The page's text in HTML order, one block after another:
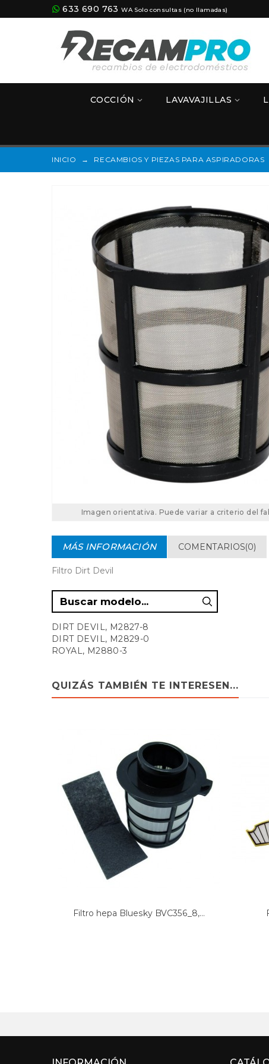
633 690 763 WA Solo consultas (no llamadas)
COCCIÓN LAVAVAJILLAS
INICIO → RECAMBIOS Y PIEZAS PARA ASPIRADORAS
Imagen orientativa. Puede variar a criterio del
MÁS INFORMACIÓN COMENTARIOS(0)
Filtro Dirt Devil
DIRT DEVIL, M2827-8
DIRT DEVIL, M2829-0
ROYAL, M2880-3
QUIZÁS TAMBIÉN TE INTERESEN...
Filtro hepa Bluesky BVC356_8,...